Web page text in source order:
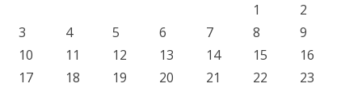
1
2
3
4 5 6 7 8
9
10
11 12 13 14 15
16
17
18 19 20 21 22
23